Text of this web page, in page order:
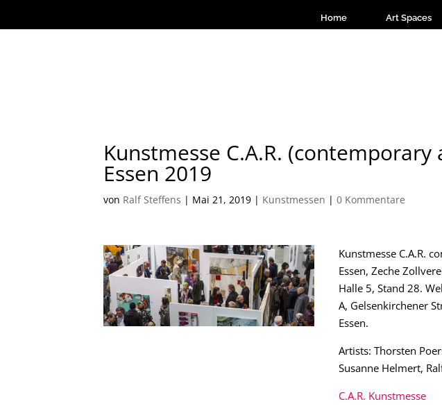
Home Art Spaces
Kunstmesse C.A.R.
Essen 2019
von Ralf Steffens | Mai 21, 2019 | Kunstmessen |0 Kommentare
Kunstmesse C.A.R.
Essen, Zeche
Halle 5, Stand 28.
A, Gelsenkirchener
Essen.
Artists: Thorsten
Susanne Helmert,
C.A.R. Kunstmesse